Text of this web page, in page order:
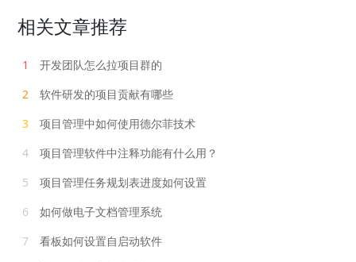
相关文章推荐
1
开发团队怎么拉项目群的
2
软件研发的项目贡献有哪些
3
项目管理中如何使用德尔菲技术
4
项目管理软件中注释功能有什么用？
5
项目管理任务规划表进度如何设置
6
如何做电子文档管理系统
7
看板如何设置自启动软件